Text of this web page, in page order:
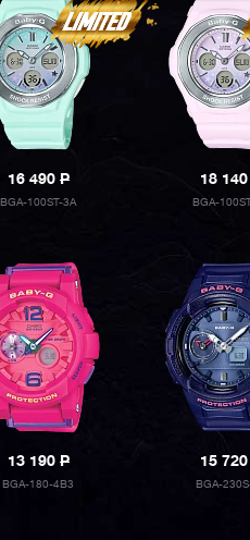
16 490 P
BGA-100ST-3A
18
BGA-
13 190 P
BGA-180-4B3
15
BGA-